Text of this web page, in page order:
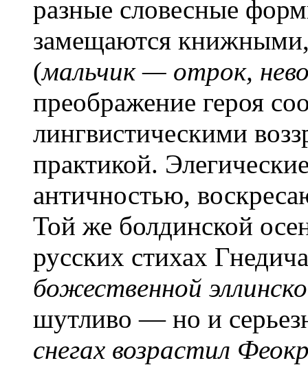
разные словесные
замещаются
(мальчик — отрок,
преображение героя
лингвистическими
практикой.
античностью,
Той же болдинской
русских стихах
божественной
шутливо — но и
снегах возрастил